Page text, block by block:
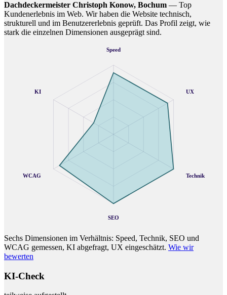
Dachdeckermeister Christoph Konow, Bochum — Top
Kundenerlebnis im Web. Wir haben die Website technisch,
strukturell und im Benutzererlebnis geprüft. Das Profil zeigt, wie
stark die einzelnen Dimensionen ausgeprägt sind.
Speed
UX
Technik
SEO
WCAG
KI
Sechs Dimensionen im Verhältnis: Speed, Technik, SEO und
WCAG gemessen, KI abgefragt, UX eingeschätzt. Wie wir
bewerten
KI-Check